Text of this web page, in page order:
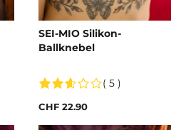
SEI-MIO Silikon-
Ballknebel
( 5 )
CHF 22.90